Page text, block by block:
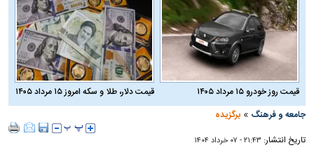
قیمت روز خودرو ۱۵ مرداد ۱۴۰۵
قیمت دلار، طلا و سکه امروز ۱۵ مرداد ۱۴۰۵
جامعه و فرهنگ »برگزیده
تاریخ انتشار: ۲۱:۴۳ - ۰۷ خرداد ۱۴۰۴